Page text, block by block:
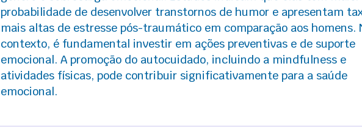
probabilidade de desenvolver transtornos de humor e apresentam
mais altas de estresse pós-traumático em comparação aos homens.
contexto, é fundamental investir em ações preventivas e de suporte
emocional. A promoção do autocuidado, incluindo a mindfulness e
atividades físicas, pode contribuir significativamente para a saúde
emocional.